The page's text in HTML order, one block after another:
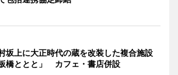
坂上に大正時代の蔵を改装した複合施設
板橋ととと」 カフェ・書店併設